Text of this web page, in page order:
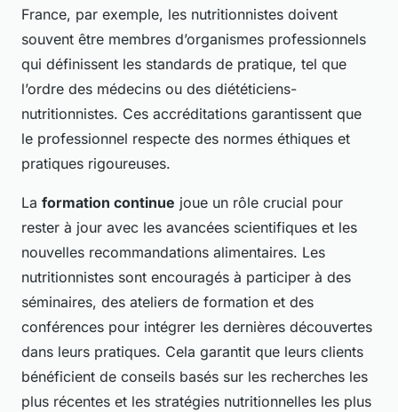
France, par exemple, les nutritionnistes doivent
souvent être membres d’organismes professionnels
qui définissent les standards de pratique, tel que
l’ordre des médecins ou des diététiciens-
nutritionnistes. Ces accréditations garantissent que
le professionnel respecte des normes éthiques et
pratiques rigoureuses.
La formation continue joue un rôle crucial pour
rester à jour avec les avancées scientifiques et les
nouvelles recommandations alimentaires. Les
nutritionnistes sont encouragés à participer à des
séminaires, des ateliers de formation et des
conférences pour intégrer les dernières découvertes
dans leurs pratiques. Cela garantit que leurs clients
bénéficient de conseils basés sur les recherches les
plus récentes et les stratégies nutritionnelles les plus